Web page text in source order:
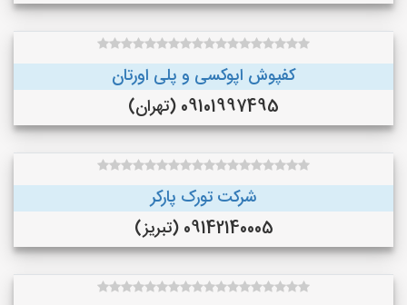
کفپوش اپوکسی و پلی اورتان
09101997495 (تهران)
شرکت تورک پارکر
09142140005 (تبریز)